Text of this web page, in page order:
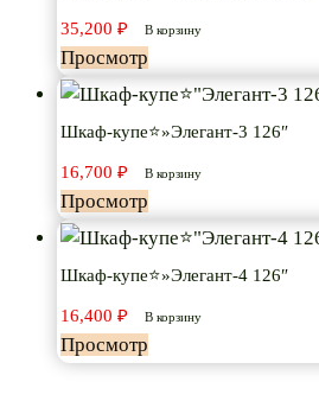
35,200 ₽ В корзину
Просмотр
Шкаф-купе⭐»Элегант-3 126″
16,700 ₽ В корзину
Просмотр
Шкаф-купе⭐»Элегант-4 126″
16,400 ₽ В корзину
Просмотр